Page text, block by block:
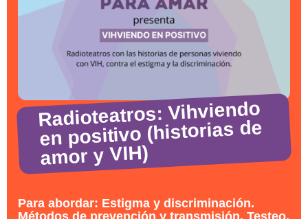
Radioteatros: Vihviendo
en positivo (historias de
amor y VIH)
Para abordar: Estigma y discriminación.
Métodos de prevención y transmisión. Testeo.